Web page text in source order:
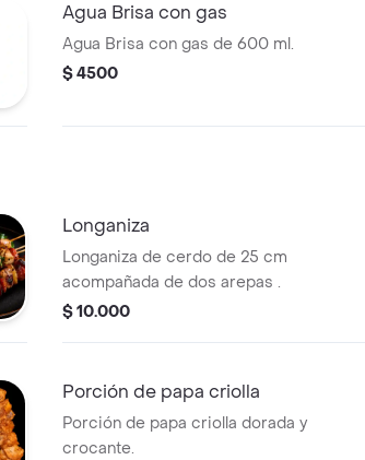
Agua Brisa con gas
Agua Brisa con gas de 600 ml.
$ 4500
Longaniza
Longaniza de cerdo de 25 cm
acompañada de dos arepas .
$ 10.000
Porción de papa criolla
Porción de papa criolla dorada y
crocante.